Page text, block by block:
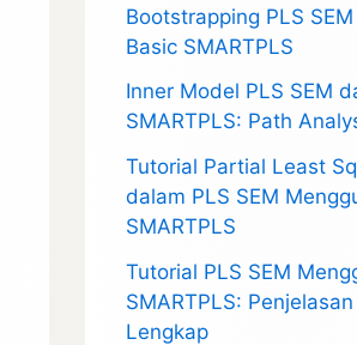
Bootstrapping PLS
Basic SMARTPLS
Inner Model PLS SEM
SMARTPLS: Path
Tutorial Partial Least
dalam PLS SEM
SMARTPLS
Tutorial PLS SEM
SMARTPLS: Penjelasan
Lengkap